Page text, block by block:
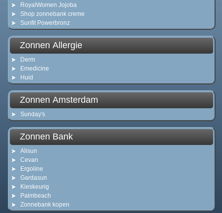
RoyalWomen Jojoba
Shop zonnebank creme
Sunfit Powerbronz
Zonnen Allergie
Derm
Emedicine
Huid
Zonnen Amsterdam
Sunday's
Zonnen Bank
Alisun
Cevan
Ergoline
Gardasun
Kieskeurig
Palmbeach
Zonnebank kopen